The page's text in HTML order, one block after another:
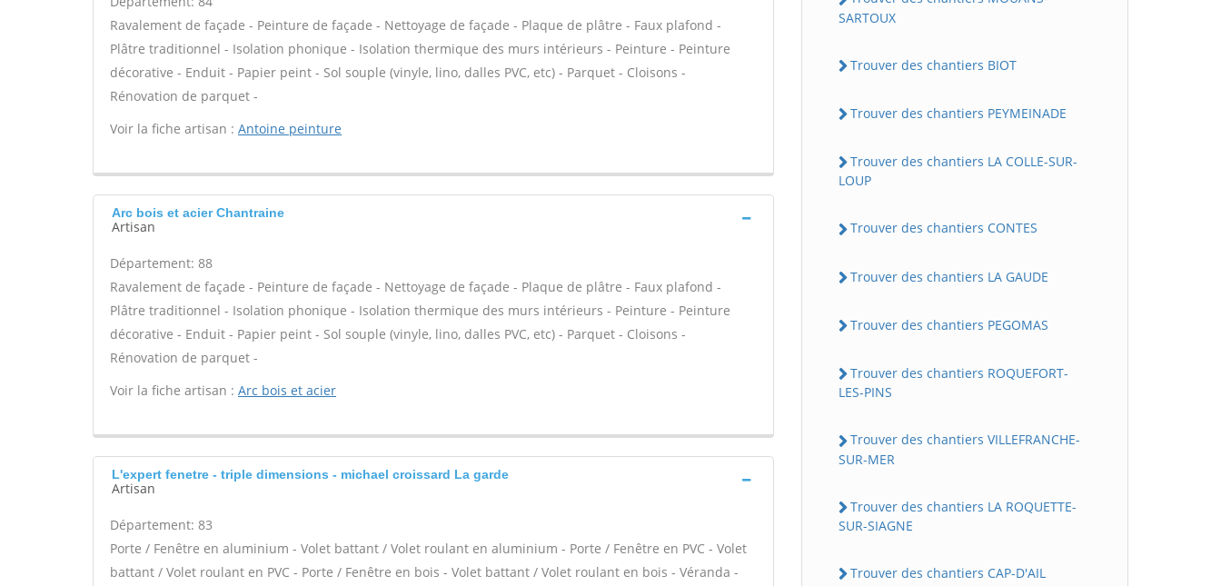
Ravalement de façade - Peinture de façade - Nettoyage de façade - Plaque de plâtre - Faux plafond -
Plâtre traditionnel - Isolation phonique - Isolation thermique des murs intérieurs - Peinture - Peinture
décorative - Enduit - Papier peint - Sol souple (vinyle, lino, dalles PVC, etc) - Parquet - Cloisons -
Rénovation de parquet -
Voir la fiche artisan : Antoine peinture
Arc bois et acier Chantraine
Artisan
Département: 88
Ravalement de façade - Peinture de façade - Nettoyage de façade - Plaque de plâtre - Faux plafond -
Plâtre traditionnel - Isolation phonique - Isolation thermique des murs intérieurs - Peinture - Peinture
décorative - Enduit - Papier peint - Sol souple (vinyle, lino, dalles PVC, etc) - Parquet - Cloisons -
Rénovation de parquet -
Voir la fiche artisan : Arc bois et acier
L'expert fenetre - triple dimensions - michael croissard La garde
Artisan
Département: 83
Porte / Fenêtre en aluminium - Volet battant / Volet roulant en aluminium - Porte / Fenêtre en PVC - Volet
battant / Volet roulant en PVC - Porte / Fenêtre en bois - Volet battant / Volet roulant en bois - Véranda -
SARTOUX
Trouver des chantiers BIOT
Trouver des chantiers PEYMEINADE
Trouver des chantiers LA COLLE-SUR-
LOUP
Trouver des chantiers CONTES
Trouver des chantiers LA GAUDE
Trouver des chantiers PEGOMAS
Trouver des chantiers ROQUEFORT-
LES-PINS
Trouver des chantiers VILLEFRANCHE-
SUR-MER
Trouver des chantiers LA ROQUETTE-
SUR-SIAGNE
Trouver des chantiers CAP-D'AIL